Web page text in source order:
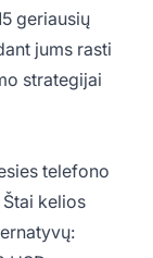
geriausių
jums rasti
strategijai
telefono
kelios